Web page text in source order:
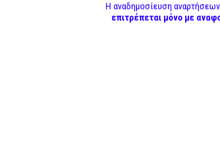
Η αναδημοσίευση
επιτρέπεται μόνο με